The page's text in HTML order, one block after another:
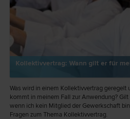
Kollektivvertrag: Wann gilt er für
Was wird in einem Kollektivvertrag geregelt
kommt in meinem Fall zur Anwendung?
wenn ich kein Mitglied der Gewerkschaft
Fragen zum Thema Kollektivvertrag.